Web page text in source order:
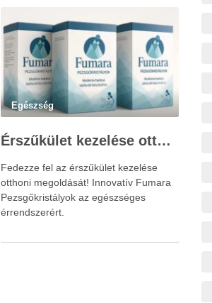
Egészség
Érszűkület kezelése otthon Fumara Pezsgőkristályokkal
Fedezze fel az érszűkület kezelése
otthoni megoldását! Innovatív Fumara
Pezsgőkristályok az egészséges
érrendszerért.